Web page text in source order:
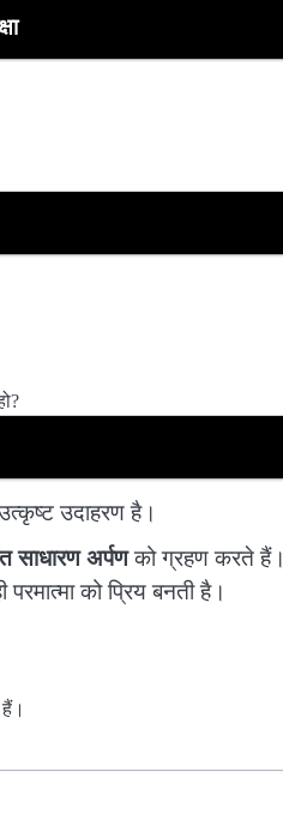
उदाहरण है।
साधारण अर्पणको ग्रहण करते हैं।
को प्रिय बनती है।